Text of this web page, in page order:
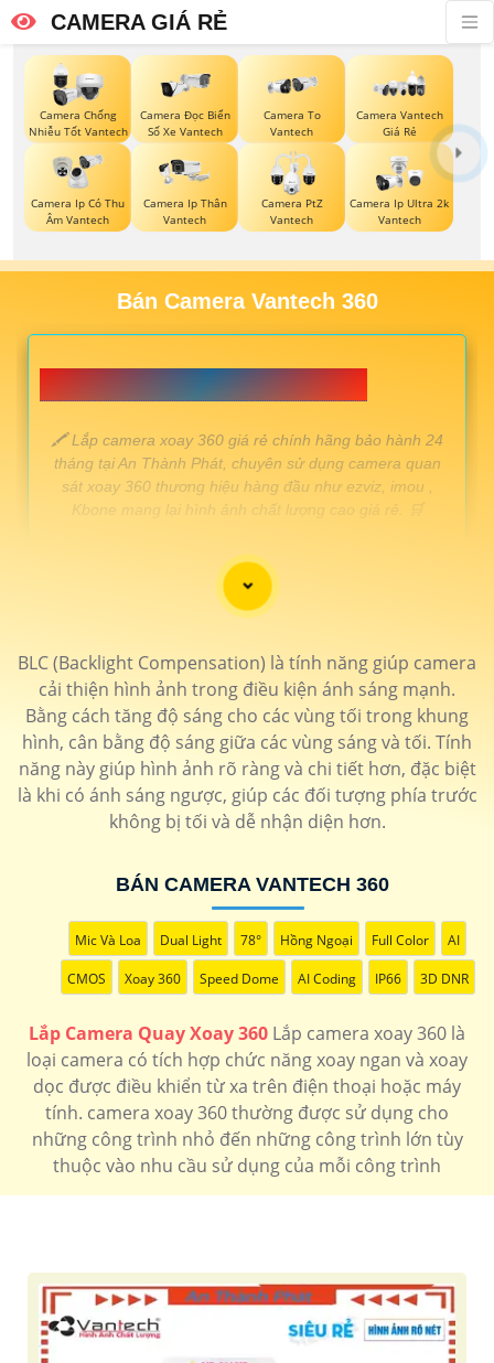
CAMERA GIÁ RẺ
Camera Chống
Nhiễu Tốt Vantech
Camera Đọc Biển
Số Xe Vantech
Camera To
Vantech
Camera Vantech
Giá Rẻ
Camera Ip Có Thu
Âm Vantech
Camera Ip Thân
Vantech
Camera PtZ
Vantech
Camera Ip Ultra 2k
Vantech
Bán Camera Vantech 360
️🖍 Lắp camera xoay 360 giá rẻ chính hãng bảo hành 24
tháng tại An Thành Phát, chuyên sử dụng camera quan
sát xoay 360 thương hiệu hàng đầu như ezviz, imou ,
Kbone mang lại hình ảnh chất lượng cao giá rẻ. 🛒
💎 Camera wifi xoay 360 ezviz
1.400.000 VNĐĐộ phân giải 2.0 MP bảo mật cao chống mưa nắng CS-
H8c-R100-1K2WKFL
🗂 Camera wifi 360 c6n
1.200.000 VNĐHồng ngoại 10m hình ảnh sắt nét dễ dàng cài đặtCS-C6N
📶 Camera 360 Wifi Dahua Ngoài trời
SD2A200HB-GN-AW-PV-S2
🌟 camera xoay 360 nhỏ gọn
1.600.000 VNĐ Độ phân gải 2k thiết kế tinh tế dễ dàng sử dụngKN-H41P
Camera xoay 360 có 2 loại sử dụng cho công trình gia
đình thường tích hợp wifi và micro ngoài ra camera có
xoay 360 chuyên dụng thường sử dụng cho công trình
là camera speedom tích hợp zoom quang
Camera xoay 360 wifi
Camera xoay 360 hikvision
Camera xoay 360 Dahua
BLC (Backlight Compensation) là tính năng giúp camera
cải thiện hình ảnh trong điều kiện ánh sáng mạnh.
Bằng cách tăng độ sáng cho các vùng tối trong khung
hình, cân bằng độ sáng giữa các vùng sáng và tối. Tính
năng này giúp hình ảnh rõ ràng và chi tiết hơn, đặc biệt
là khi có ánh sáng ngược, giúp các đối tượng phía trước
không bị tối và dễ nhận diện hơn.
BÁN CAMERA VANTECH 360
Mic Và Loa Dual Light 78° Hồng Ngoại Full Color AI
CMOS Xoay 360 Speed Dome AI Coding IP66 3D DNR
Lắp Camera Quay Xoay 360 Lắp camera xoay 360 là
loại camera có tích hợp chức năng xoay ngan và xoay
dọc được điều khiển từ xa trên điện thoại hoặc máy
tính. camera xoay 360 thường được sử dụng cho
những công trình nhỏ đến những công trình lớn tùy
thuộc vào nhu cầu sử dụng của mỗi công trình